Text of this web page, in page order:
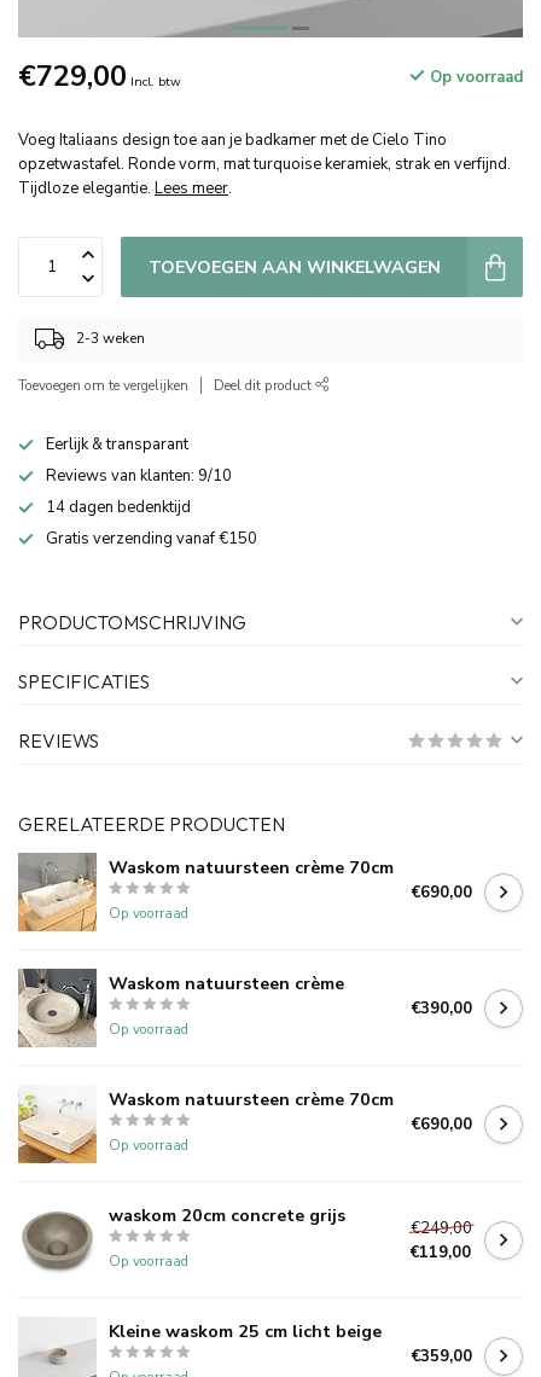
€729,00 Incl. btw Op voorraad
Voeg Italiaans design toe aan je badkamer met de Cielo Tino
opzetwastafel. Ronde vorm, mat turquoise keramiek, strak en verfijnd.
Tijdloze elegantie. Lees meer.
TOEVOEGEN AAN WINKELWAGEN
2-3 weken
Toevoegen om te vergelijken Deel dit product
Eerlijk & transparant
Reviews van klanten: 9/10
14 dagen bedenktijd
Gratis verzending vanaf €150
PRODUCTOMSCHRIJVING
SPECIFICATIES
REVIEWS
GERELATEERDE PRODUCTEN
Waskom natuursteen crème 70cm
Op voorraad
€690,00
Waskom natuursteen crème
Op voorraad
€390,00
Waskom natuursteen crème 70cm
Op voorraad
€690,00
waskom 20cm concrete grijs
Op voorraad
€249,00
€119,00
Kleine waskom 25 cm licht beige
€359,00